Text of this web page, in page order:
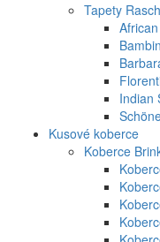
Tapety Rasch
Indian
Kusové koberce
Koberce